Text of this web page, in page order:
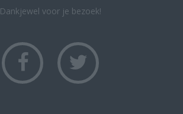
Dankjewel voor je bezoek!